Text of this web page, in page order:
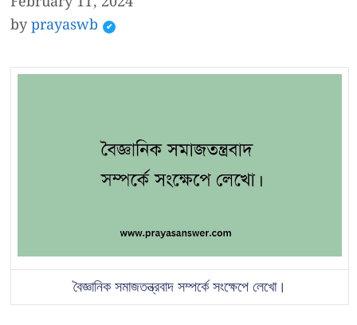
byprayaswb
বৈজ্ঞানিক সমাজতন্ত্রবাদ সম্পর্কে সংক্ষেপে লেখো।